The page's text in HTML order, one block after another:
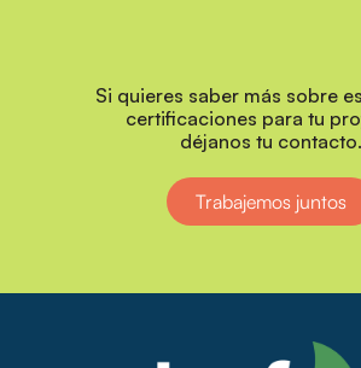
Si quieres saber más sobre
certificaciones para tu
déjanos tu contacto.
Trabajemos juntos